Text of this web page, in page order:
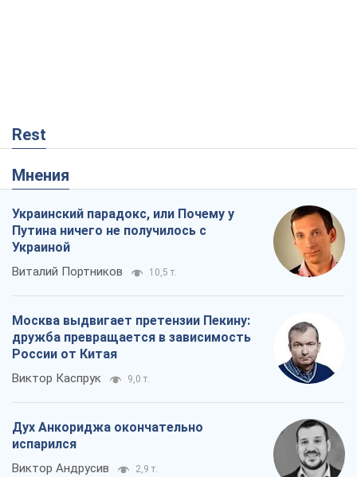
Rest
Мнения
Украинский парадокс, или Почему у
Путина ничего не получилось с
Украиной
Виталий Портников 10,5 т.
Москва выдвигает претензии Пекину:
дружба превращается в зависимость
России от Китая
Виктор Каспрук 9,0 т.
Дух Анкориджа окончательно
испарился
Виктор Андрусив 2,9 т.